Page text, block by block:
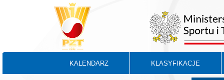
KALENDARZ KLASYFIKACJE